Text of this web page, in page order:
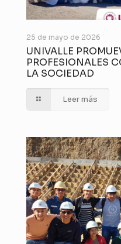
25 de mayo de 2026
UNIVALLE
PROFESIONALES
LA SOCIEDAD
Leer más